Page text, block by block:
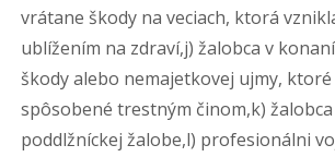
vrátane škody na veciach, ktorá
ublížením na zdraví,j) žalobca v
škody alebo nemajetkovej ujmy,
spôsobené trestným činom,k)
poddlžníckej žalobe,l) profesionálni